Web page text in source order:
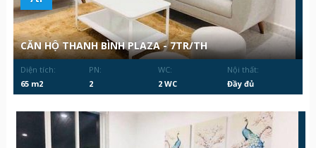
CĂN HỘ THANH BÌNH PLAZA - 7TR/TH
Diện tích:
65 m2
PN:
2
WC:
2 WC
Nội thất:
Đầy đủ